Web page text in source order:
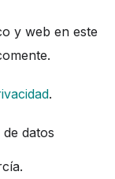
y web en este
.
datos